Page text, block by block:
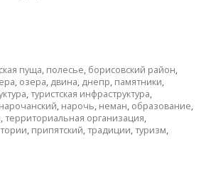
пуща, полесье, борисовский район,
, озера, двина, днепр, памятники,
,туристская инфраструктура,
нарочанский, нарочь, неман, образование,
,территориальная организация,
, припятский,традиции,туризм,